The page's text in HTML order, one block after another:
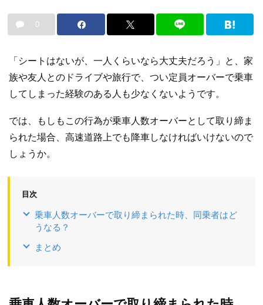
0
「シートはないが、一人くらいなら大丈夫だろう」と、家
族や友人とのドライブや旅行で、つい定員オーバーで乗車
してしまった経験のある人も少なくないようです。
では、もしもこの行為が乗車人数オーバーとして取り締ま
られた場合、高速道路上でも降車しなければいけないので
しょうか。
目次
乗車人数オーバーで取り締まられた時、同乗者はど
うなる？
まとめ